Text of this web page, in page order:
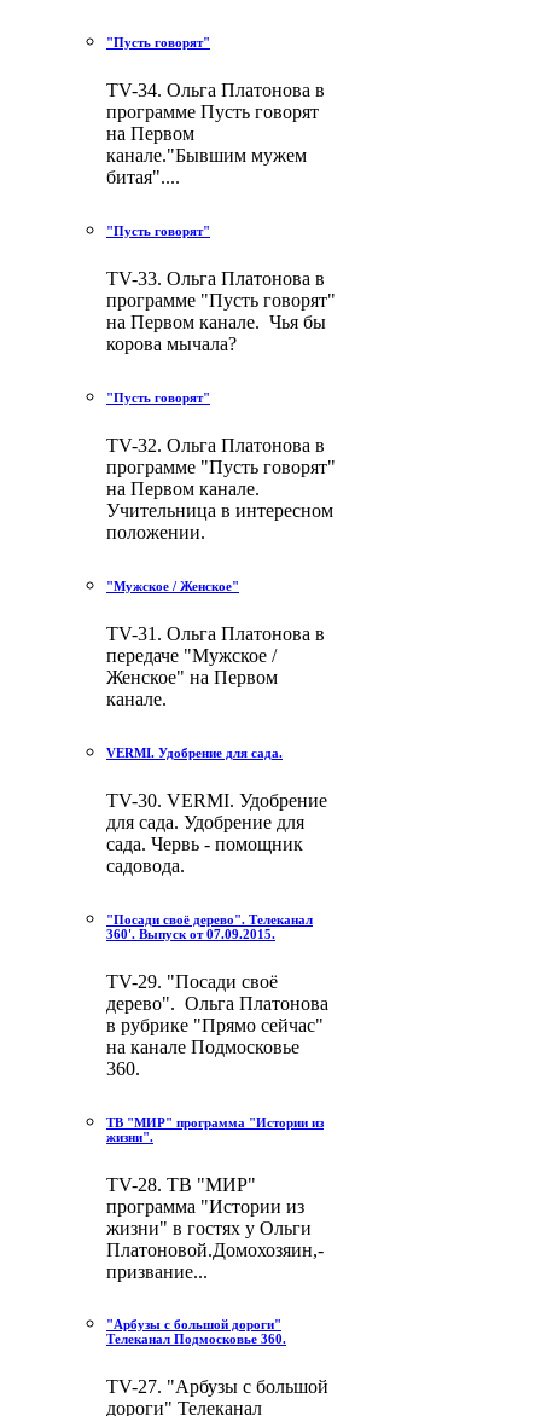
"Пусть говорят"
TV-34. Ольга Платонова в
программе Пусть говорят
на Первом
канале."Бывшим мужем
битая"....
"Пусть говорят"
TV-33. Ольга Платонова в
программе "Пусть говорят"
на Первом канале. Чья бы
корова мычала?
"Пусть говорят"
TV-32. Ольга Платонова в
программе "Пусть говорят"
на Первом канале.
Учительница в интересном
положении.
"Мужское / Женское"
TV-31. Ольга Платонова в
передаче "Мужское /
Женское" на Первом
канале.
VERMI. Удобрение для сада.
TV-30. VERMI. Удобрение
для сада. Удобрение для
сада. Червь - помощник
садовода.
"Посади своё дерево". Телеканал
360'. Выпуск от 07.09.2015.
TV-29. "Посади своё
дерево". Ольга Платонова
в рубрике "Прямо сейчас"
на канале Подмосковье
360.
ТВ "МИР" программа "Истории из
жизни".
TV-28. ТВ "МИР"
программа "Истории из
жизни" в гостях у Ольги
Платоновой.Домохозяин,-
призвание...
"Арбузы с большой дороги"
Телеканал Подмосковье 360.
TV-27. "Арбузы с большой
дороги" Телеканал